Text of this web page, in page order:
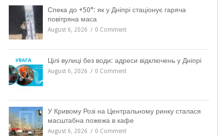
Спека до +50°: як у Дніпрі стаціонує гаряча
повітряна маса
August 6, 2026 0 Comment
Цілі вулиці без води: адреси відключень у Дніпрі
August 6, 2026 0 Comment
У Кривому Розі на Центральному ринку сталася
масштабна пожежа в кафе
August 6, 2026 0 Comment